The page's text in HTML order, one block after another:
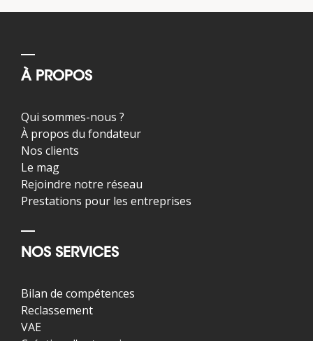
À PROPOS
Qui sommes-nous ?
À propos du fondateur
Nos clients
Le mag
Rejoindre notre réseau
Prestations pour les entreprises
NOS SERVICES
Bilan de compétences
Reclassement
VAE